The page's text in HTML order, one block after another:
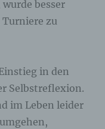
besser
Turniere zu
in den
Selbstreflexion.
im Leben leider